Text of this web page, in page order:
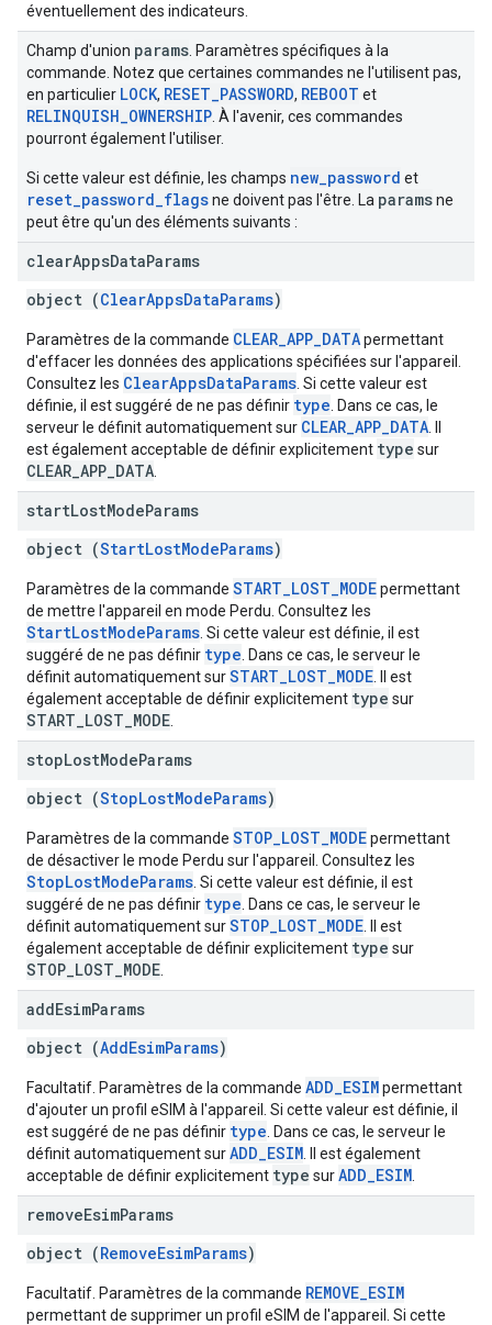
éventuellement des indicateurs.
Champ d'union params . Paramètres spécifiques à la
commande. Notez que certaines commandes ne l'utilisent pas,
en particulier LOCK, RESET_PASSWORD, REBOOT et
RELINQUISH_OWNERSHIP . À l'avenir, ces commandes
pourront également l'utiliser.
Si cette valeur est définie, les champs new_password et
reset_password_flagsne doivent pas l'être. La paramsne
peut être qu'un des éléments suivants :
clearAppsDataParams
object (ClearAppsDataParams)
Paramètres de la commande CLEAR_APP_DATApermettant
d'effacer les données des applications spécifiées sur l'appareil.
Consultez les ClearAppsDataParams . Si cette valeur est
définie, il est suggéré de ne pas définir type . Dans ce cas, le
serveur le définit automatiquement sur CLEAR_APP_DATA
est également acceptable de définir explicitement type sur
CLEAR_APP_DATA
startLostModeParams
object (StartLostModeParams)
Paramètres de la commande START_LOST_MODEpermettant
de mettre l'appareil en mode Perdu. Consultez les
StartLostModeParams . Si cette valeur est définie, il est
suggéré de ne pas définir type . Dans ce cas, le serveur le
définit automatiquement surSTART_LOST_MODE . Il est
également acceptable de définir explicitement type sur
START_LOST_MODE
stopLostModeParams
object (StopLostModeParams)
Paramètres de la commande STOP_LOST_MODEpermettant
de désactiver le mode Perdu sur l'appareil. Consultez les
StopLostModeParams . Si cette valeur est définie, il est
suggéré de ne pas définir type . Dans ce cas, le serveur le
définit automatiquement surSTOP_LOST_MODE . Il est
également acceptable de définir explicitement type sur
STOP_LOST_MODE
addEsimParams
object (AddEsimParams)
Facultatif. Paramètres de la commande ADD_ESIMpermettant
d'ajouter un profil eSIM à l'appareil. Si cette valeur est définie, il
est suggéré de ne pas définir type . Dans ce cas, le serveur le
définit automatiquement surADD_ESIM . Il est également
acceptable de définir explicitement type surADD_ESIM
removeEsimParams
object (RemoveEsimParams)
Facultatif. Paramètres de la commande REMOVE_ESIM
permettant de supprimer un profil eSIM de l'appareil. Si cette